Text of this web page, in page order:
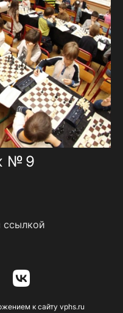
№ 9
ссылкой
к сайту vphs.ru